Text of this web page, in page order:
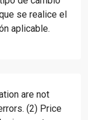
se realice el
aplicable.
are not
(2) Price